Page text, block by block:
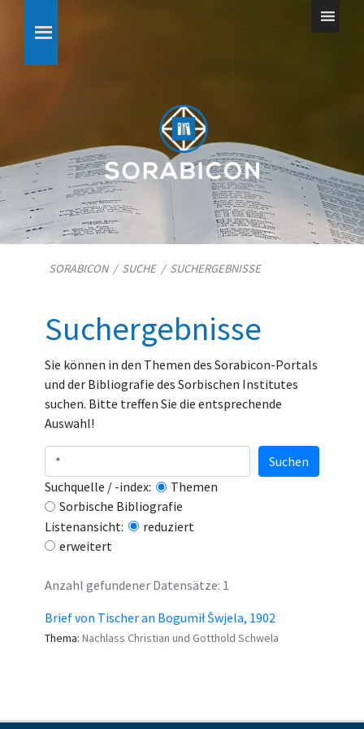
SORABICON/ SUCHE/ SUCHERGEBNISSE
Suchergebnisse
Sie können in den Themen des Sorabicon-Portals
und der Bibliografie des Sorbischen Institutes
suchen. Bitte treffen Sie die entsprechende
Auswahl!
Suchquelle / -index:
Themen
Sorbische Bibliografie
Listenansicht:
reduziert
erweitert
Suchen
Anzahl gefundener Datensätze: 1
Brief von Tischer an Bogumił Šwjela, 1902
Thema: Nachlass Christian und Gotthold Schwela